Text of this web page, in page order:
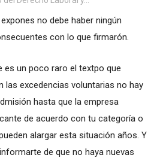
no debe haber ningún
con lo que firmarón.
es un poco raro el textpo que
las excedencias voluntarias no hay
hasta que la empresa
de acuerdo con tu categoría o
alargar esta situación años. Y
de que no haya nuevas